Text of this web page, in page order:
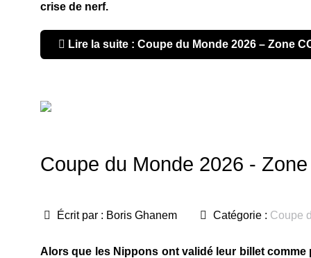
crise de nerf.
Lire la suite : Coupe du Monde 2026 – Zone
Coupe du Monde 2026 -
Écrit par : Boris Ghanem Catégorie : Coupe
Alors que les Nippons ont validé leur billet